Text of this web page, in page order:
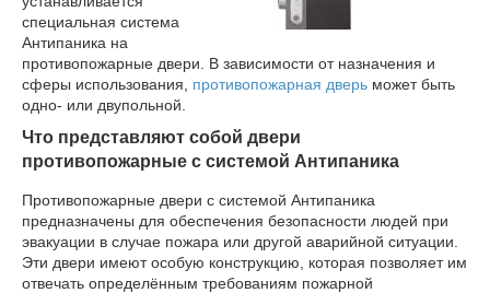
специальная система
Антипаника на
противопожарные двери. В зависимости от назначения и
сферы использования, противопожарная дверь может быть
одно- или двупольной.
Что представляют собой двери
противопожарные с системой Антипаника
Противопожарные двери с системой Антипаника
предназначены для обеспечения безопасности людей при
эвакуации в случае пожара или другой аварийной ситуации.
Эти двери имеют особую конструкцию, которая позволяет им
отвечать определённым требованиям пожарной